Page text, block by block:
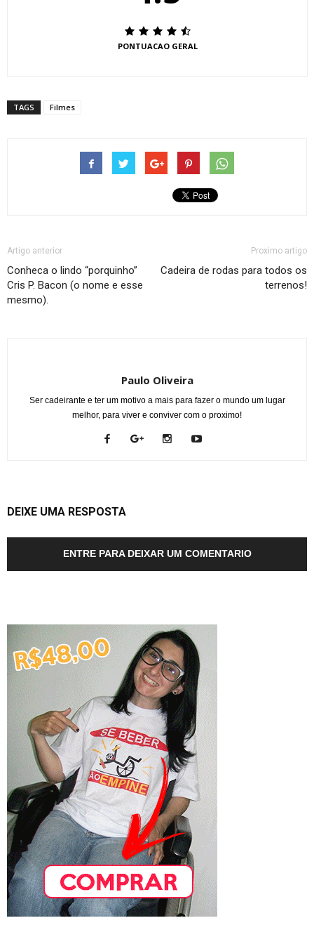
PONTUACAO GERAL
TAGS Filmes
Artigo anterior
Conheca o lindo “porquinho”
Cris P. Bacon (o nome e esse
mesmo).
Proximo artigo
Cadeira de rodas para todos os
terrenos!
Paulo Oliveira
Ser cadeirante e ter um motivo a mais para fazer o mundo um lugar
melhor, para viver e conviver com o proximo!
DEIXE UMA RESPOSTA
ENTRE PARA DEIXAR UM COMENTARIO